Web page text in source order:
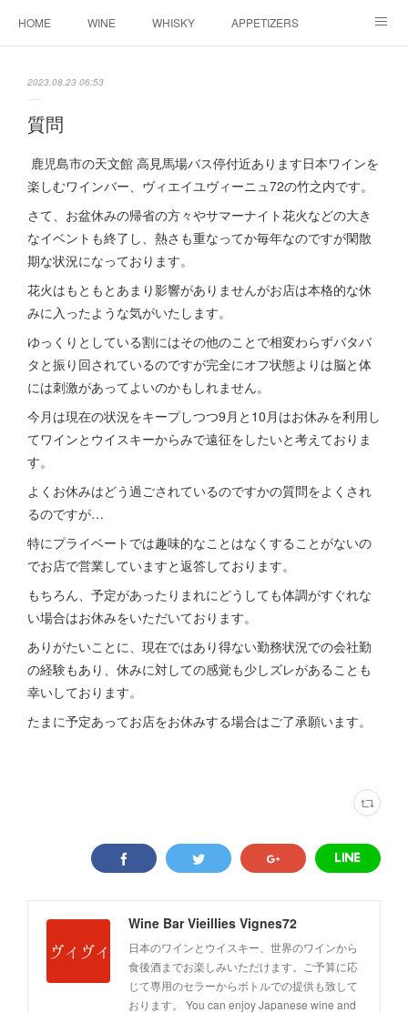
HOME WINE WHISKY APPETIZERS
2023.08.23 06:53
質問
鹿児島市の天文館 高見馬場バス停付近あります日本ワインを
楽しむワインバー、ヴィエイユヴィーニュ72の竹之内です。
さて、お盆休みの帰省の方々やサマーナイト花火などの大き
なイベントも終了し、熱さも重なってか毎年なのですが閑散
期な状況になっております。
花火はもともとあまり影響がありませんがお店は本格的な休
みに入ったような気がいたします。
ゆっくりとしている割にはその他のことで相変わらずバタバ
タと振り回されているのですが完全にオフ状態よりは脳と体
には刺激があってよいのかもしれません。
今月は現在の状況をキープしつつ9月と10月はお休みを利用し
てワインとウイスキーからみで遠征をしたいと考えておりま
す。
よくお休みはどう過ごされているのですかの質問をよくされ
るのですが…
特にプライベートでは趣味的なことはなくすることがないの
でお店で営業していますと返答しております。
もちろん、予定があったりまれにどうしても体調がすぐれな
い場合はお休みをいただいております。
ありがたいことに、現在ではあり得ない勤務状況での会社勤
の経験もあり、休みに対しての感覚も少しズレがあることも
幸いしております。
たまに予定あってお店をお休みする場合はご了承願います。
Wine Bar Vieillies Vignes72
日本のワインとウイスキー、世界のワインから
食後酒までお楽しみいただけます。ご予算に応
じて専用のセラーからボトルでの提供も致して
おります。 You can enjoy Japanese wine and